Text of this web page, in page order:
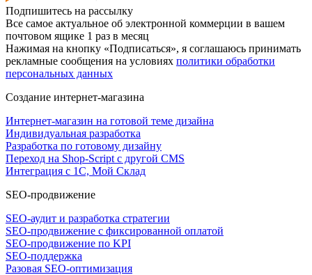
Подпишитесь на рассылку
Все самое актуальное об электронной коммерции в вашем
почтовом ящике 1 раз в месяц
Нажимая на кнопку «Подписаться», я соглашаюсь принимать
рекламные сообщения на условиях политики обработки
персональных данных
Создание интернет-магазина
Интернет-магазин на готовой теме дизайна
Индивидуальная разработка
Разработка по готовому дизайну
Переход на Shop-Script с другой CMS
Интеграция с 1С, Мой Склад
SEO-продвижение
SEO-аудит и разработка стратегии
SEO-продвижение с фиксированной оплатой
SEO-продвижение по KPI
SEO-поддержка
Разовая SEO-оптимизация